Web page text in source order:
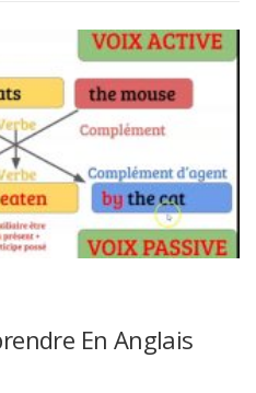
En Anglais